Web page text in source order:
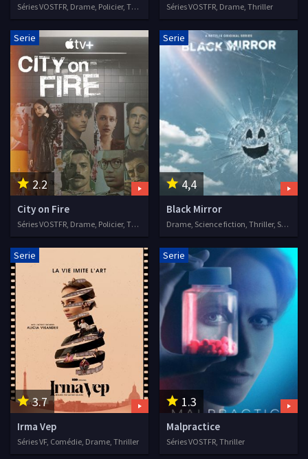
Séries VOSTFR, Drame, Policier, Thriller Séries VOSTFR, Drame, Thriller
2.2
Serie
City on Fire
Séries VOSTFR, Drame, Policier, Thriller
4,4
Serie
Black Mirror
Drame, Science fiction, Thriller, Séries VF, 2011
3.7
Serie
Irma Vep
Séries VF, Comédie, Drame, Thriller
1.3
Serie
Malpractice
Séries VOSTFR, Thriller